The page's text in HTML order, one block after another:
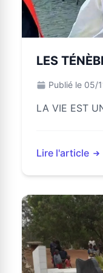
LES
Publié le 05/
LA VIE EST
Lire l'article